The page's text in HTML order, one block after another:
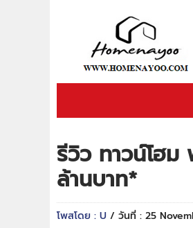
รีวิว ทาวน์โฮม
ล้านบาท*
โพสโดย : U / วันที่ : 25